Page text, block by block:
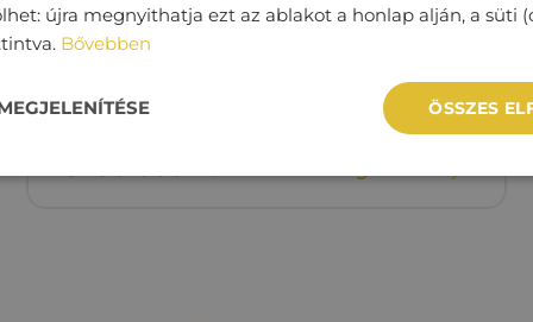
161 057 km Automata
újra megnyithatja ezt az ablakot a honlap alján, a süti
Bővebben
ÖSSZES